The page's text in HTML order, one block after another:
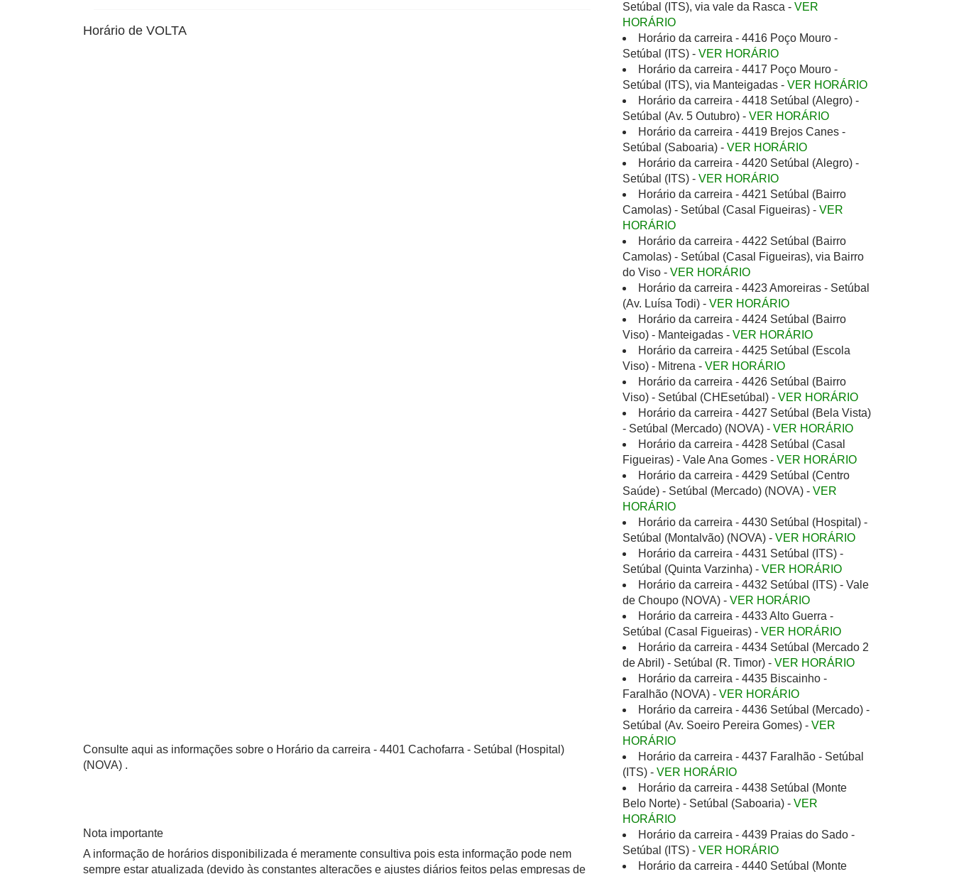
Horário de VOLTA
Consulte aqui as informações sobre o Horário da carreira - 4401 Cachofarra - Setúbal (Hospital)
(NOVA) .
Nota importante
A informação de horários disponibilizada é meramente consultiva pois esta informação pode nem
sempre estar atualizada (devido às constantes alterações e ajustes diários feitos pelas empresas de
Setúbal (ITS), via vale da Rasca - VER
HORÁRIO
Horário da carreira - 4416 Poço Mouro -
Setúbal (ITS) - VER HORÁRIO
Horário da carreira - 4417 Poço Mouro -
Setúbal (ITS), via Manteigadas - VER HORÁRIO
Horário da carreira - 4418 Setúbal (Alegro) -
Setúbal (Av. 5 Outubro) - VER HORÁRIO
Horário da carreira - 4419 Brejos Canes -
Setúbal (Saboaria) - VER HORÁRIO
Horário da carreira - 4420 Setúbal (Alegro) -
Setúbal (ITS) - VER HORÁRIO
Horário da carreira - 4421 Setúbal (Bairro
Camolas) - Setúbal (Casal Figueiras) - VER
HORÁRIO
Horário da carreira - 4422 Setúbal (Bairro
Camolas) - Setúbal (Casal Figueiras), via Bairro
do Viso - VER HORÁRIO
Horário da carreira - 4423 Amoreiras - Setúbal
(Av. Luísa Todi) - VER HORÁRIO
Horário da carreira - 4424 Setúbal (Bairro
Viso) - Manteigadas - VER HORÁRIO
Horário da carreira - 4425 Setúbal (Escola
Viso) - Mitrena - VER HORÁRIO
Horário da carreira - 4426 Setúbal (Bairro
Viso) - Setúbal (CHEsetúbal) - VER HORÁRIO
Horário da carreira - 4427 Setúbal (Bela Vista)
- Setúbal (Mercado) (NOVA) - VER HORÁRIO
Horário da carreira - 4428 Setúbal (Casal
Figueiras) - Vale Ana Gomes - VER HORÁRIO
Horário da carreira - 4429 Setúbal (Centro
Saúde) - Setúbal (Mercado) (NOVA) - VER
HORÁRIO
Horário da carreira - 4430 Setúbal (Hospital) -
Setúbal (Montalvão) (NOVA) - VER HORÁRIO
Horário da carreira - 4431 Setúbal (ITS) -
Setúbal (Quinta Varzinha) - VER HORÁRIO
Horário da carreira - 4432 Setúbal (ITS) - Vale
de Choupo (NOVA) - VER HORÁRIO
Horário da carreira - 4433 Alto Guerra -
Setúbal (Casal Figueiras) - VER HORÁRIO
Horário da carreira - 4434 Setúbal (Mercado 2
de Abril) - Setúbal (R. Timor) - VER HORÁRIO
Horário da carreira - 4435 Biscainho -
Faralhão (NOVA) - VER HORÁRIO
Horário da carreira - 4436 Setúbal (Mercado) -
Setúbal (Av. Soeiro Pereira Gomes) - VER
HORÁRIO
Horário da carreira - 4437 Faralhão - Setúbal
(ITS) - VER HORÁRIO
Horário da carreira - 4438 Setúbal (Monte
Belo Norte) - Setúbal (Saboaria) - VER
HORÁRIO
Horário da carreira - 4439 Praias do Sado -
Setúbal (ITS) - VER HORÁRIO
Horário da carreira - 4440 Setúbal (Monte